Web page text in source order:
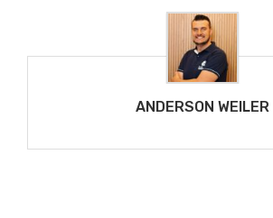
ANDERSON WEILER